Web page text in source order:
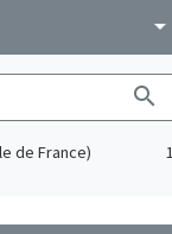
arrow_drop_down
search
de France) 1